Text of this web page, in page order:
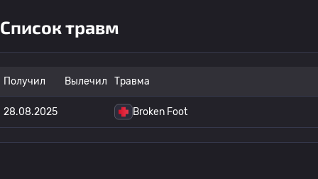
Список травм
Получил Вылечил Травма
28.08.2025 Broken Foot